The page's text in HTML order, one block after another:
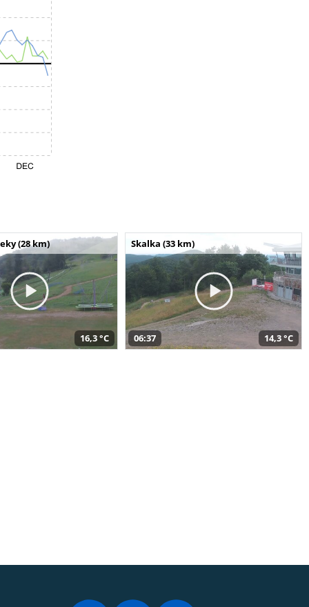
(28 km)
16,3 °C
Skalka (33 km)
06:37 14,3 °C